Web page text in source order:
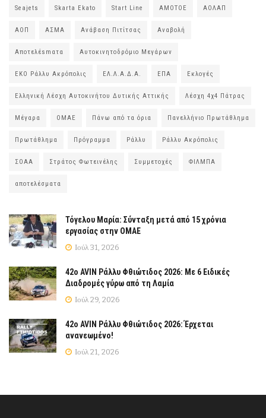
Seajets Skarta Ekato Start Line ΑΜΟΤΟΕ ΑΟΛΑΠ
ΑΟΠ ΑΣΜΑ Ανάβαση Πιτίτσας Αναβολή
Αποτελέsmατα Αυτοκινητοδρόμιο Μεγάρων
ΕΚΟ Ράλλυ Ακρόπολις ΕΛ.Λ.Α.Δ.Α. ΕΠΑ Εκλογές
Ελληνική Λέσχη Αυτοκινήτου Δυτικής Αττικής Λέσχη 4χ4 Πάτρας
Μέγαρα ΟΜΑΕ Πάνω από τα όρια Πανελλήνιο Πρωτάθλημα
Πρωτάθλημα Πρόγραμμα Ράλλυ Ράλλυ Ακρόπολις
ΣΟΑΑ Στράτος Φωτεινέλης Συμμετοχές ΦΙΛΜΠΑ
αποτελέσματα
Τόγελου Μαρία: Σύνταξη μετά από 15 χρόνια
εργασίας στην ΟΜΑΕ
Ιούλ 31, 2026
42ο AVIN Ράλλυ Φθιώτιδος 2026: Με 6 Ειδικές
Διαδρομές γύρω από τη Λαμία
Ιούλ 29, 2026
42ο AVIN Ράλλυ Φθιώτιδος 2026: Έρχεται
ανανεωμένο!
Ιούλ 21, 2026